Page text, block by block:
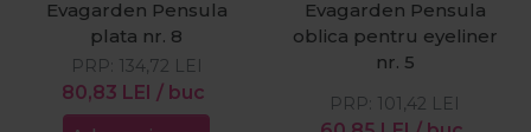
Evagarden Pensula
plata nr. 8
80,83 LEI / buc
PRP: 134,72 LEI
Evagarden Pensula
oblica pentru eyeliner
nr. 5
PRP: 101,42 LEI